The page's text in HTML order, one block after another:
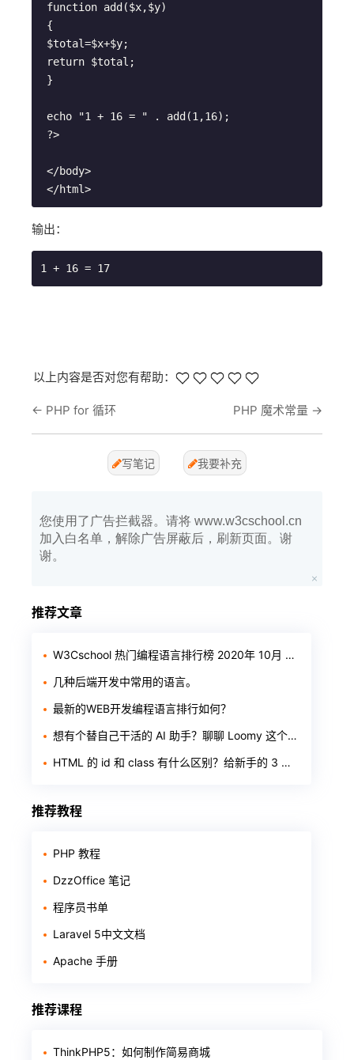
function add($x,$y)
{
$total=$x+$y;
return $total;
}
echo "1 + 16 = " . add(1,16);
?>
</body>
</html>
输出：
1 + 16 = 17
以上内容是否对您有帮助：
← PHP for 循环 PHP 魔术常量 →
写笔记 我要补充
您使用了广告拦截器。请将 www.w3cschool.cn
加入白名单，解除广告屏蔽后，刷新页面。谢
谢。
推荐文章
W3Cschool 热门编程语言排行榜 2020年 10月 TOP10
几种后端开发中常用的语言。
最新的WEB开发编程语言排行如何？
想有个替自己干活的 AI 助手？聊聊 Loomy 这个「AI 工作搭子」
HTML 的 id 和 class 有什么区别？给新手的 3 个判断标准
推荐教程
PHP 教程
DzzOffice 笔记
程序员书单
Laravel 5中文文档
Apache 手册
推荐课程
ThinkPHP5：如何制作简易商城